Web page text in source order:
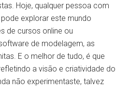
Hoje, qualquer pessoa com
explorar este mundo
de cursos online ou
de modelagem, as
E o melhor de tudo, é que
a visão e criatividade do
não experimentaste, talvez